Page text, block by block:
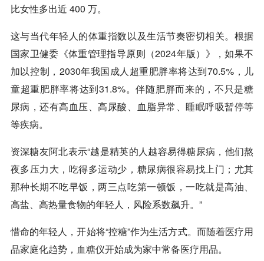
比女性多出近 400 万。
这与当代年轻人的体重指数以及生活节奏密切相关。根据
国家卫健委《体重管理指导原则（2024年版）》，如果不
加以控制，2030年我国成人超重肥胖率将达到70.5%，儿
童超重肥胖率将达到31.8%。伴随肥胖而来的，不只是糖
尿病，还有高血压、高尿酸、血脂异常、睡眠呼吸暂停等
等疾病。
资深糖友阿北表示“越是精英的人越容易得糖尿病，他们熬
夜多压力大，吃得多运动少，糖尿病很容易找上门；尤其
那种长期不吃早饭，两三点吃第一顿饭，一吃就是高油、
高盐、高热量食物的年轻人，风险系数飙升。”
惜命的年轻人，开始将“控糖”作为生活方式。而随着医疗用
品家庭化趋势，血糖仪开始成为家中常备医疗用品。